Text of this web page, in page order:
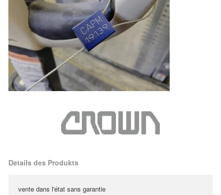
Details des Produkts
vente dans l'état sans garantie